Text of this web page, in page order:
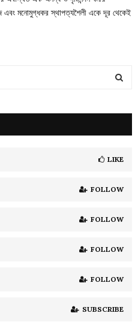
এবং মনোমুগ্ধকর স্থাপত্যশৈলী একে দূর থেকেই
H
LIKE
FOLLOW
FOLLOW
FOLLOW
FOLLOW
SUBSCRIBE